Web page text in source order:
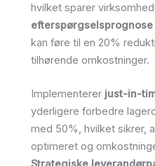
hvilket sparer
efterspørgselsprognose
kan føre til en 20%
tilhørende omkostninger.
Implementerer just-in-
yderligere forbedre
med 50%, hvilket sikrer,
optimeret og